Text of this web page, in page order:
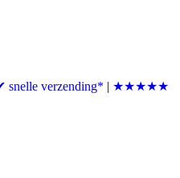
snelle verzending* | ★★★★★